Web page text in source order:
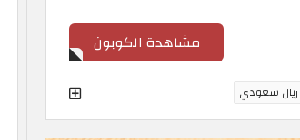
مشاهدة الكوبون